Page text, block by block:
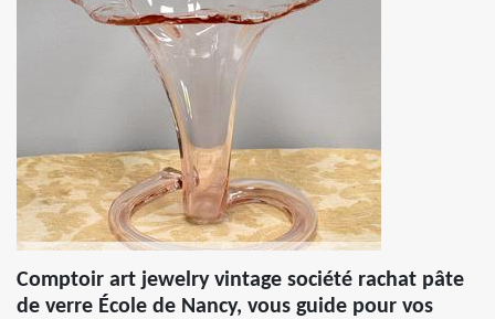
Comptoir art jewelry vintage société rachat pâte
de verre École de Nancy, vous guide pour vos